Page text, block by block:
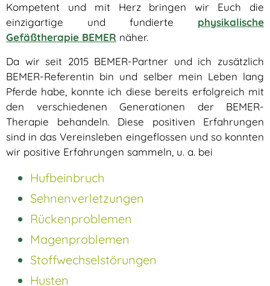
Kompetent und mit Herz bringen wir Euch die
einzigartige und fundierte physikalische
Gefäßtherapie BEMER näher.
Da wir seit 2015 BEMER-Partner und ich zusätzlich
BEMER-Referentin bin und selber mein Leben lang
Pferde habe, konnte ich diese bereits erfolgreich mit
den verschiedenen Generationen der BEMER-
Therapie behandeln. Diese positiven Erfahrungen
sind in das Vereinsleben eingeflossen und so konnten
wir positive Erfahrungen sammeln, u. a. bei
Hufbeinbruch
Sehnenverletzungen
Rückenproblemen
Magenproblemen
Stoffwechselstörungen
Husten